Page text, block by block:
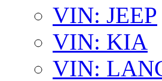
VIN: JEEP
VIN: KIA
VIN: